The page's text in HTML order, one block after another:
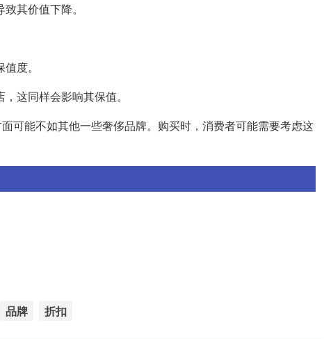
其价值下降。
度。
这同样会影响其保值。
可能不如其他一些奢侈品牌。购买时，消费者可能需要考虑这
品牌 折扣